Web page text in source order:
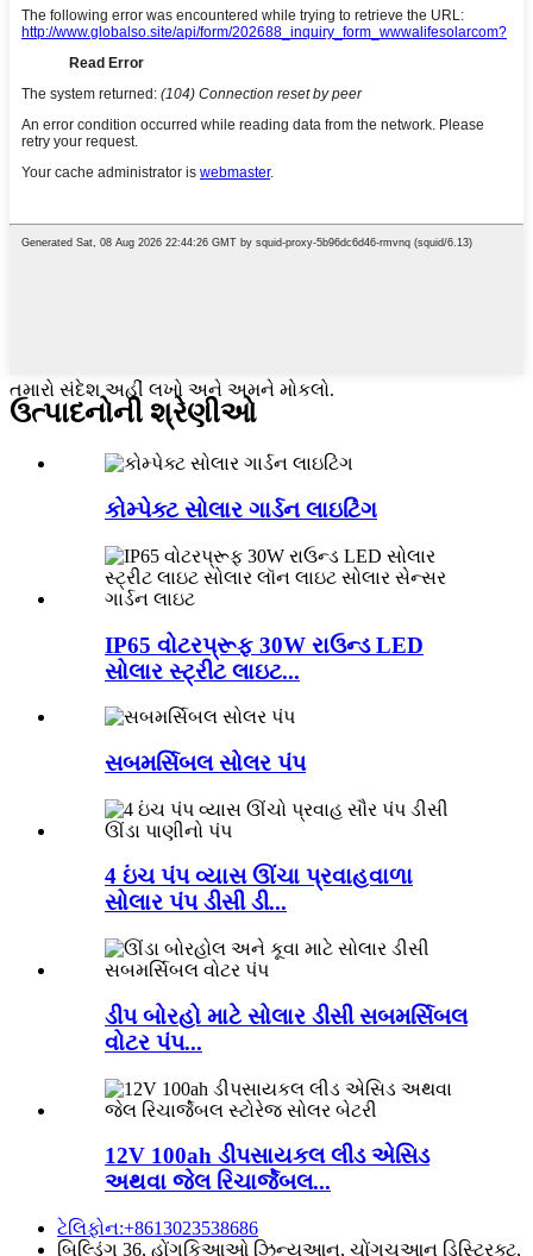
તમારો સંદેશ અહીં લખો અને અમને મોકલો.
ઉત્પાદનોની શ્રેણીઓ
કોમ્પેક્ટ સોલાર ગાર્ડન લાઇટિંગ
IP65 વોટરપ્રૂફ 30W રાઉન્ડ LED
સોલાર સ્ટ્રીટ લાઇટ...
સબમર્સિબલ સોલર પંપ
4 ઇંચ પંપ વ્યાસ ઊંચા પ્રવાહવાળા
સોલાર પંપ ડીસી ડી...
ડીપ બોરહો માટે સોલાર ડીસી સબમર્સિબલ
વોટર પંપ...
12V 100ah ડીપસાયકલ લીડ એસિડ
અથવા જેલ રિચાર્જેબલ...
ટેલિફોન:+8613023538686
બિલ્ડિંગ 36, હોંગકિઆઓ ઝિન્યુઆન, ચોંગચુઆન ડિસ્ટ્રિક્ટ,